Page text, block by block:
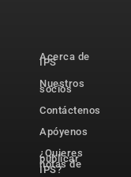
Acerca de
IPS
Nuestros
socios
Contáctenos
Apóyenos
¿Quieres
publicar
notas de
IPS?